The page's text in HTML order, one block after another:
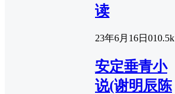
读
23年6月16日 010.5k
安定垂青小
说(谢明辰陈